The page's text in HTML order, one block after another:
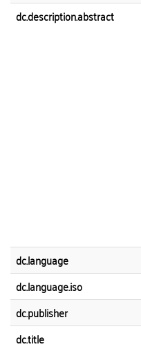
dc.description.abstract
dc.language
dc.language.iso
dc.publisher
dc.title